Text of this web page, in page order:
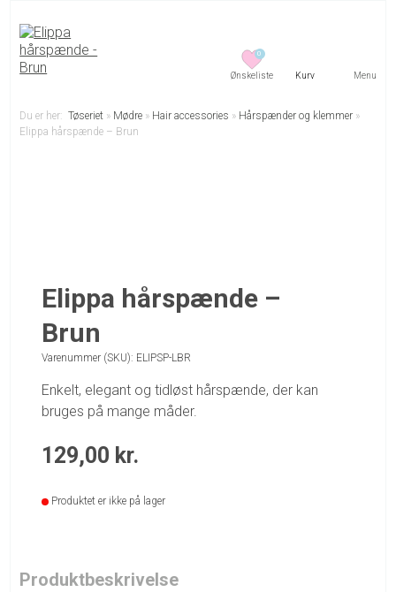
0
Menu
Du er her:Tøseriet » Mødre » Hair accessories » Hårspænder og klemmer »
Elippa hårspænde – Brun
Elippa hårspænde –
Brun
Varenummer (SKU): ELIPSP-LBR
Enkelt, elegant og tidløst hårspænde, der kan
bruges på mange måder.
129,00 kr.
Produktet er ikke på lager
Produktbeskrivelse